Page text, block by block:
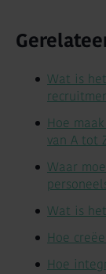
Wat is
Hoe
van A tot
Waar
Wat is
Hoe
Hoe